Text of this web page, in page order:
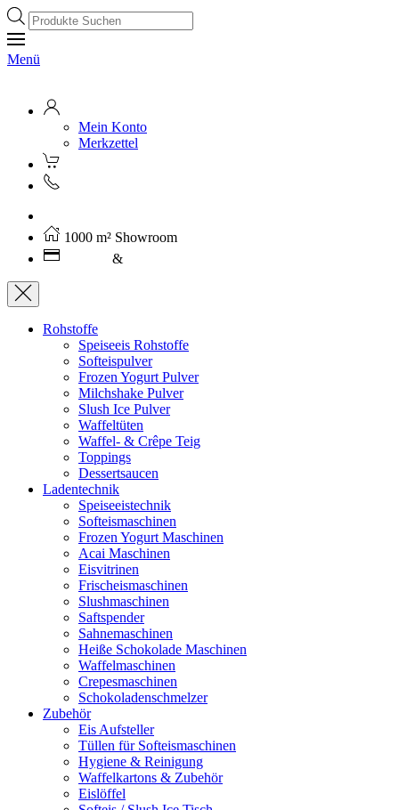
Products
search
Menü
Mein Konto
Merkzettel
1000 m² Showroom
&
Rohstoffe
Speiseeis Rohstoffe
Softeispulver
Frozen Yogurt Pulver
Milchshake Pulver
Slush Ice Pulver
Waffeltüten
Waffel- & Crêpe Teig
Toppings
Dessertsaucen
Ladentechnik
Speiseeistechnik
Softeismaschinen
Frozen Yogurt Maschinen
Acai Maschinen
Eisvitrinen
Frischeismaschinen
Slushmaschinen
Saftspender
Sahnemaschinen
Heiße Schokolade Maschinen
Waffelmaschinen
Crepesmaschinen
Schokoladenschmelzer
Zubehör
Eis Aufsteller
Tüllen für Softeismaschinen
Hygiene & Reinigung
Waffelkartons & Zubehör
Eislöffel